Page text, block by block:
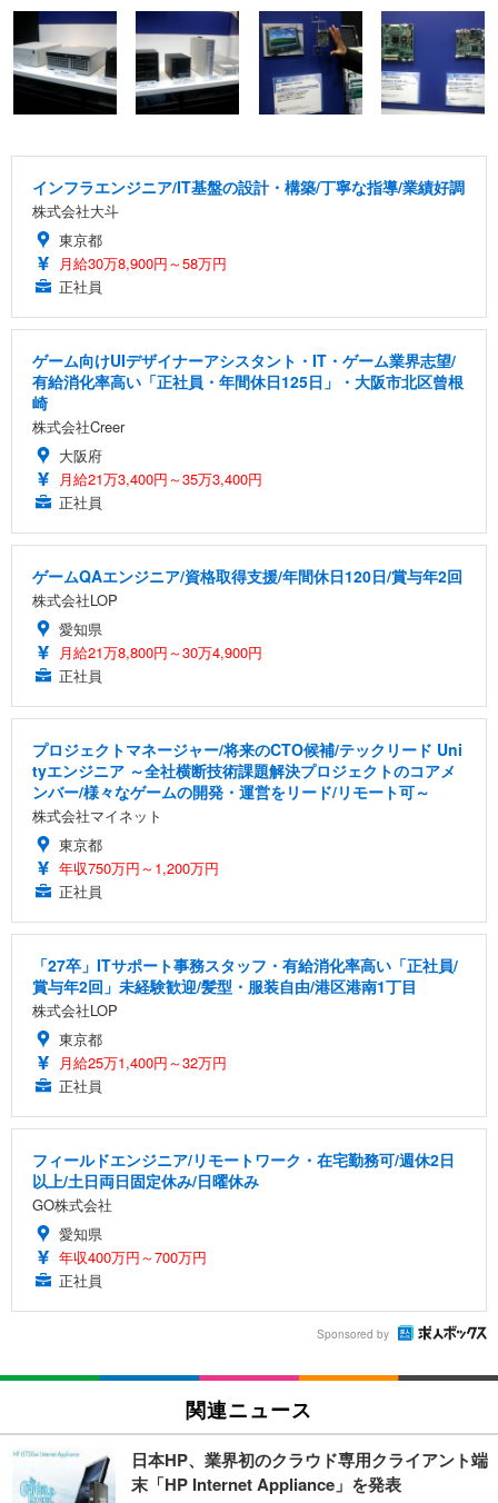
インフラエンジニア/IT基盤の設計・構築/丁寧な指導/業績好調
株式会社大斗
東京都
月給30万8,900円～58万円
正社員
ゲーム向けUIデザイナーアシスタント・IT・ゲーム業界志望/
有給消化率高い「正社員・年間休日125日」・大阪市北区曾根
崎
株式会社Creer
大阪府
月給21万3,400円～35万3,400円
正社員
ゲームQAエンジニア/資格取得支援/年間休日120日/賞与年2回
株式会社LOP
愛知県
月給21万8,800円～30万4,900円
正社員
プロジェクトマネージャー/将来のCTO候補/テックリード Uni
tyエンジニア ～全社横断技術課題解決プロジェクトのコアメ
ンバー/様々なゲームの開発・運営をリード/リモート可～
株式会社マイネット
東京都
年収750万円～1,200万円
正社員
「27卒」ITサポート事務スタッフ・有給消化率高い「正社員/
賞与年2回」未経験歓迎/髪型・服装自由/港区港南1丁目
株式会社LOP
東京都
月給25万1,400円～32万円
正社員
フィールドエンジニア/リモートワーク・在宅勤務可/週休2日
以上/土日両日固定休み/日曜休み
GO株式会社
愛知県
年収400万円～700万円
正社員
Sponsored by
関連ニュース
日本HP、業界初のクラウド専用クライアント端
末「HP Internet Appliance」を発表